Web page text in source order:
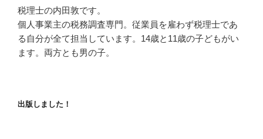
税理士の内田敦です。
個人事業主の税務調査専門。従業員を雇わず税理士であ
る自分が全て担当しています。14歳と11歳の子どもがい
ます。両方とも男の子。
出版しました！